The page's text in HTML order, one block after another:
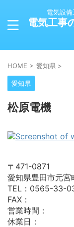
電気設備
電気工事
HOME > 愛知県 >
愛知県
松原電機
〒471-0871
愛知県豊田市元宮
TEL：0565-33-
FAX：
営業時間：
休業日：